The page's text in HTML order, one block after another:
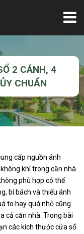
2 CÁNH, 4
CHUẨN
cấp nguồn ánh
khí trong căn nhà
phù hợp có thể
bí bách và thiếu ánh
to hay quá nhỏ cũng
cả căn nhà. Trong bài
các kích thước cửa sổ